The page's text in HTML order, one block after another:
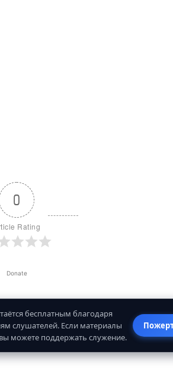
0
Rating
Donate
бесплатным благодаря
слушателей. Если материалы
можете поддержать служение.